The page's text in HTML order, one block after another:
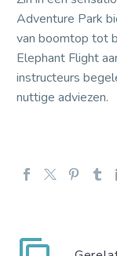
Adventure Park
van boomtop tot
Elephant Flight
instructeurs
nuttige adviezen.